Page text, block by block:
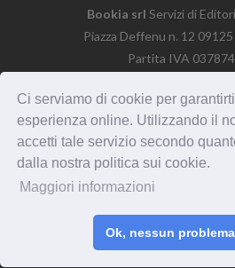
Ci serviamo di cookie per
esperienza online. Utilizzando il
accetti tale servizio secondo
dalla nostra politica sui cookie.
Maggiori informazioni
Ok, nessun problema
Bookia srl Servizi di
Piazza Deffenu n. 12 09125
Partita IVA
Per informazioni:
Termini e condizioni /
Contatti